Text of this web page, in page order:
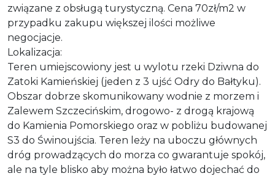
związane z obsługą turystyczną. Cena 70zł/m2 w
przypadku zakupu większej ilości możliwe
negocjacje.
Lokalizacja:
Teren umiejscowiony jest u wylotu rzeki Dziwna do
Zatoki Kamieńskiej (jeden z 3 ujść Odry do Bałtyku).
Obszar dobrze skomunikowany wodnie z morzem i
Zalewem Szczecińskim, drogowo- z drogą krajową
do Kamienia Pomorskiego oraz w pobliżu budowanej
S3 do Świnoujścia. Teren leży na uboczu głównych
dróg prowadzących do morza co gwarantuje spokój,
ale na tyle blisko aby można było łatwo dojechać do